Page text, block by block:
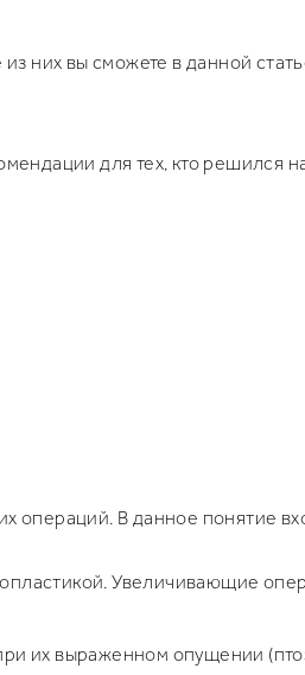
них вы сможете в данной
для тех, кто решился
операций. В данное понятие
Увеличивающие
их выраженном опущении